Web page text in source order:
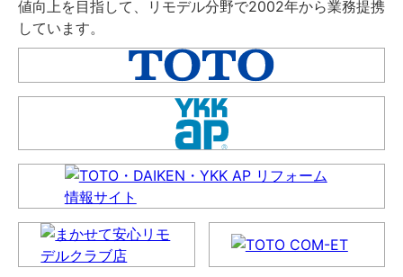
値向上を目指して、リモデル分野で2002年から業務提携
しています。